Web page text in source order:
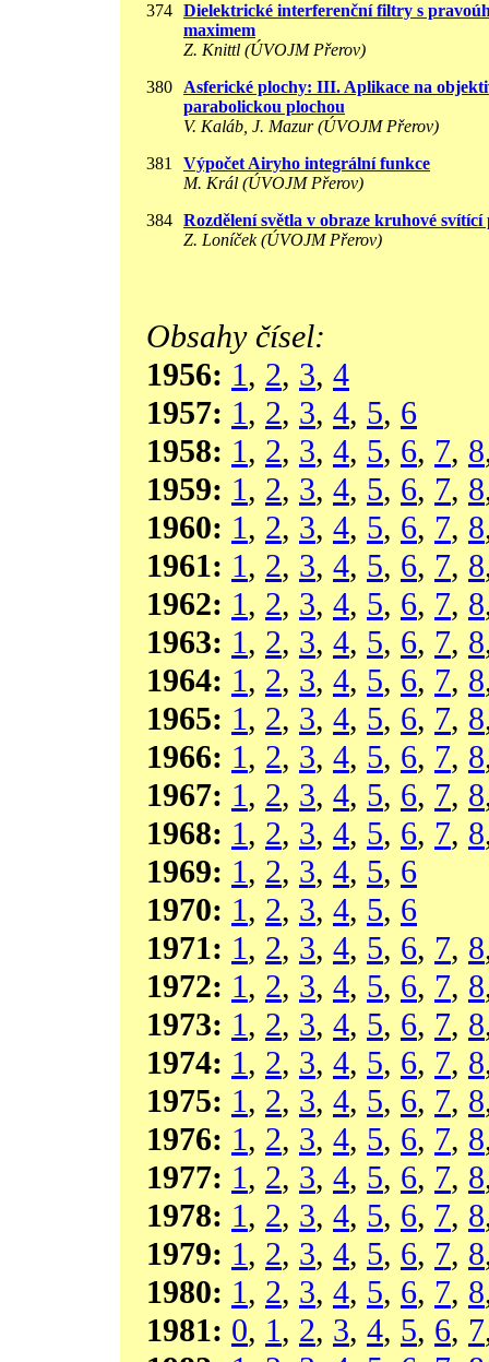
374 Dielektrické interferenční filtry s
maximem
Z. Knittl (ÚVOJM Přerov)
380
Asferické plochy: III. Aplikace na
parabolickou plochou
V. Kaláb, J. Mazur (ÚVOJM Přerov)
381
Výpočet Airyho integrální funkce
M. Král (ÚVOJM Přerov)
384 Rozdělení světla v obraze kruhové svítící
Z. Loníček (ÚVOJM Přerov)
Obsahy čísel:
1956: 1, 2, 3, 4
1957: 1, 2, 3, 4, 5, 6
1958: 1, 2, 3, 4, 5, 6, 7, 8
1959: 1, 2, 3, 4, 5, 6, 7, 8
1960: 1, 2, 3, 4, 5, 6, 7, 8
1961: 1, 2, 3, 4, 5, 6, 7, 8
1962: 1, 2, 3, 4, 5, 6, 7, 8
1963: 1, 2, 3, 4, 5, 6, 7, 8
1964: 1, 2, 3, 4, 5, 6, 7, 8
1965: 1, 2, 3, 4, 5, 6, 7, 8
1966: 1, 2, 3, 4, 5, 6, 7, 8
1967: 1, 2, 3, 4, 5, 6, 7, 8
1968: 1, 2, 3, 4, 5, 6, 7, 8
1969: 1, 2, 3, 4, 5, 6
1970: 1, 2, 3, 4, 5, 6
1971: 1, 2, 3, 4, 5, 6, 7, 8
1972: 1, 2, 3, 4, 5, 6, 7, 8
1973: 1, 2, 3, 4, 5, 6, 7, 8
1974: 1, 2, 3, 4, 5, 6, 7, 8
1975: 1, 2, 3, 4, 5, 6, 7, 8
1976: 1, 2, 3, 4, 5, 6, 7, 8
1977: 1, 2, 3, 4, 5, 6, 7, 8
1978: 1, 2, 3, 4, 5, 6, 7, 8
1979: 1, 2, 3, 4, 5, 6, 7, 8
1980: 1, 2, 3, 4, 5, 6, 7, 8
1981: 0, 1, 2, 3, 4, 5, 6, 7